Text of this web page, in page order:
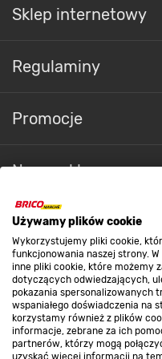
Używamy plików cookie
Wykorzystujemy pliki cookie,
funkcjonowania naszej strony.
inne pliki cookie, które możemy
dotyczących odwiedzających,
pokazania spersonalizowanych
wspaniałego doświadczenia na
korzystamy również z plików
informacje, zebrane za ich
partnerów, którzy mogą
uzyskać więcej informacji na
Elastyczny materiał
Sklep internetowy
Regulaminy
Promocje
Nasze sklepy
O nas
Kontakt do sklepu
Strefa biznesu